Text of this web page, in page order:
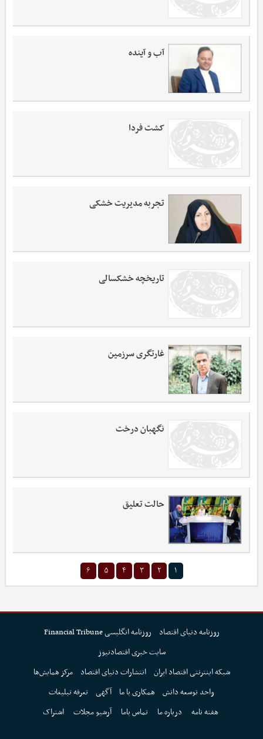
آب و آینده
کشت فردا
تجربه مدیریت خشکی
تاریخچه خشکسالی
غارتگری سرزمین
نگهبان درخت
حالت تعلیق
۱ ۲ ۳ ۴ ۵ ۶
روزنامه دنیای اقتصاد
روزنامه انگلیسی Financial Tribune
سایت خبری اقتصادنیوز
شبکه اینترنتی اقتصاد ایران انتشارات دنیای اقتصاد
مرکز همایش‌ها
واحد توسعه دانش همکاری با ما آگهی تعرفه تبلیغات
هفته نامه
درباره ما تماس باما آرشیو مجلات اشتراک